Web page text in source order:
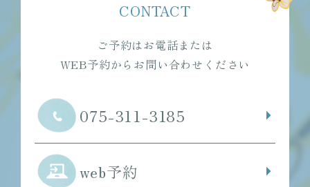
CONTACT
ご予約はお電話または
WEB予約からお問い合わせください
075-311-3185
web予約